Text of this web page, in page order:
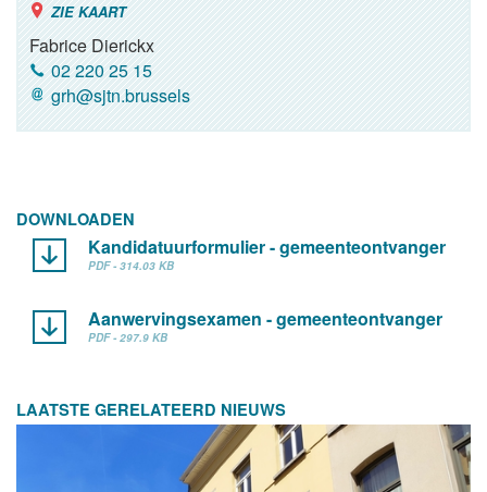
ZIE KAART
Fabrice Dierickx
02 220 25 15
grh@sjtn.brussels
DOWNLOADEN
Kandidatuurformulier - gemeenteontvanger
PDF - 314.03 KB
Aanwervingsexamen - gemeenteontvanger
PDF - 297.9 KB
LAATSTE GERELATEERD NIEUWS